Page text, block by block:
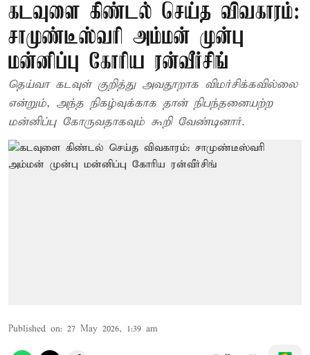
கடவுளை கிண்டல் செய்த விவகாரம்:
சாமுண்டீஸ்வரி அம்மன் முன்பு
மன்னிப்பு கோரிய ரன்வீர்சிங்
தெய்வா கடவுள் குறித்து அவதூறாக விமர்சிக்கவில்லை
என்றும், அந்த நிகழ்வுக்காக தான் நிபந்தனையற்ற
மன்னிப்பு கோருவதாகவும் கூறி வேண்டினார்.
Published on: 27 May 2026, 1:39 am